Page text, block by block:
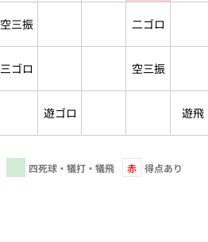
空三振 二ゴロ
三ゴロ 空三振
遊ゴロ 遊飛
四死球・犠打・犠飛 赤 得点あり